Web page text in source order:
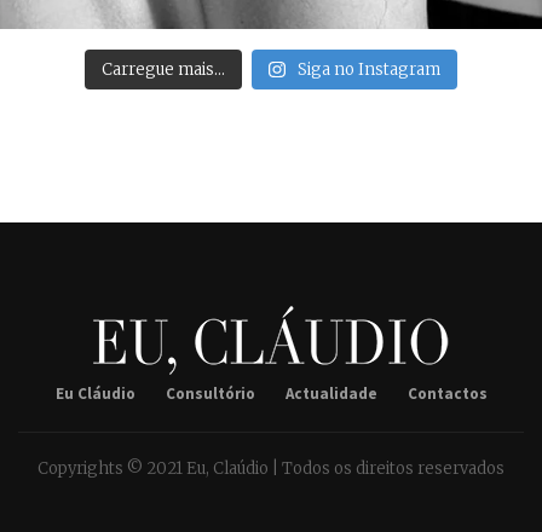
Carregue mais… Siga no Instagram
Eu Cláudio Consultório Actualidade Contactos
Copyrights © 2021 Eu, Claúdio | Todos os direitos reservados